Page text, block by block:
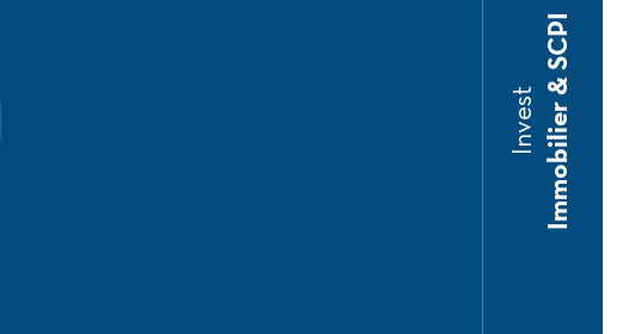
Invest Immobilier & SCPI